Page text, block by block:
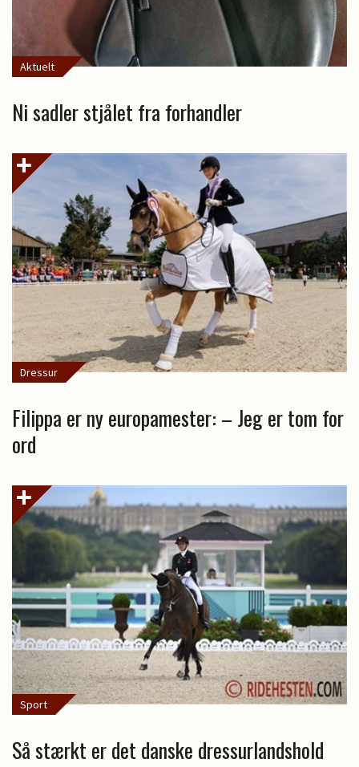
Aktuelt
Ni sadler stjålet fra forhandler
Dressur
Filippa er ny europamester: – Jeg er tom for
ord
Sport
Så stærkt er det danske dressurlandshold